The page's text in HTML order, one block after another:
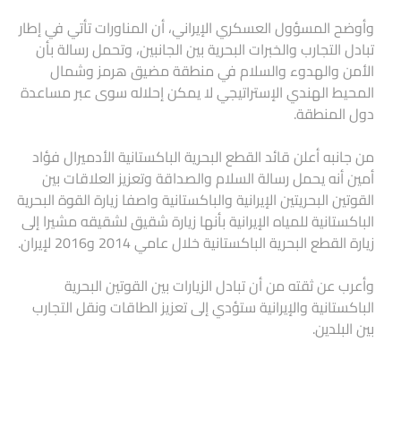
وأوضح المسؤول العسكري الإيراني، أن المناورات تأتي في إطار
تبادل التجارب والخبرات البحرية بين الجانبين، وتحمل رسالة بأن
الأمن والهدوء والسلام في منطقة مضيق هرمز وشمال
المحيط الهندي الإستراتيجي لا يمكن إحلاله سوى عبر مساعدة
دول المنطقة.
من جانبه أعلن قائد القطع البحرية الباكستانية الأدميرال فؤاد
أمين أنه يحمل رسالة السلام والصداقة وتعزيز العلاقات بين
القوتين البحريتين الإيرانية والباكستانية واصفا زيارة القوة البحرية
الباكستانية للمياه الإيرانية بأنها زيارة شقيق لشقيقه مشيرا إلى
زيارة القطع البحرية الباكستانية خلال عامي 2014 و2016 لإيران.
وأعرب عن ثقته من أن تبادل الزيارات بين القوتين البحرية
الباكستانية والإيرانية ستؤدي إلى تعزيز الطاقات ونقل التجارب
بين البلدين.